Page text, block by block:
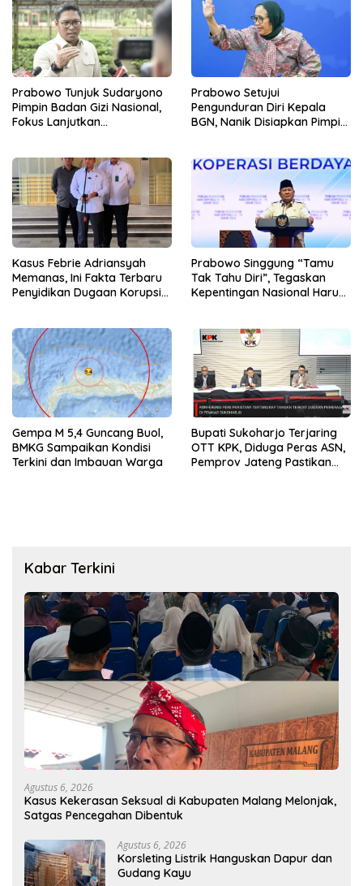
Prabowo Tunjuk Sudaryono
Pimpin Badan Gizi Nasional,
Fokus Lanjutkan
Prabowo Setujui
Pengunduran Diri Kepala
BGN, Nanik Disiapkan Pimpin
Kasus Febrie Adriansyah
Memanas, Ini Fakta Terbaru
Penyidikan Dugaan Korupsi
Prabowo Singgung “Tamu
Tak Tahu Diri”, Tegaskan
Kepentingan Nasional Harus
Gempa M 5,4 Guncang Buol,
BMKG Sampaikan Kondisi
Terkini dan Imbauan Warga
Bupati Sukoharjo Terjaring
OTT KPK, Diduga Peras ASN,
Pemprov Jateng Pastikan
Kabar Terkini
Agustus 6, 2026
Kasus Kekerasan Seksual di Kabupaten Malang Melonjak,
Satgas Pencegahan Dibentuk
Agustus 6, 2026
Korsleting Listrik Hanguskan Dapur dan
Gudang Kayu